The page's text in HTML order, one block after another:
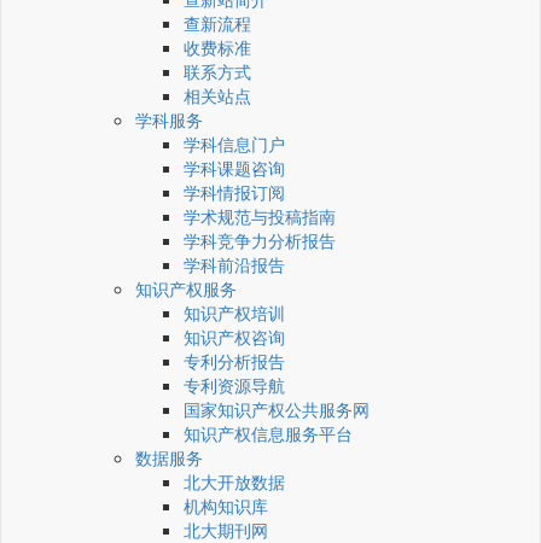
查新流程
收费标准
联系方式
相关站点
学科服务
学科信息门户
学科课题咨询
学科情报订阅
学术规范与投稿指南
学科竞争力分析报告
学科前沿报告
知识产权服务
知识产权培训
知识产权咨询
专利分析报告
专利资源导航
国家知识产权公共服务网
知识产权信息服务平台
数据服务
北大开放数据
机构知识库
北大期刊网